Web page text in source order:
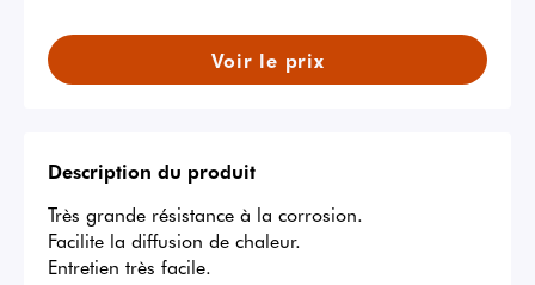
Voir le prix
Description du produit
Très grande résistance à la corrosion.
Facilite la diffusion de chaleur.
Entretien très facile.